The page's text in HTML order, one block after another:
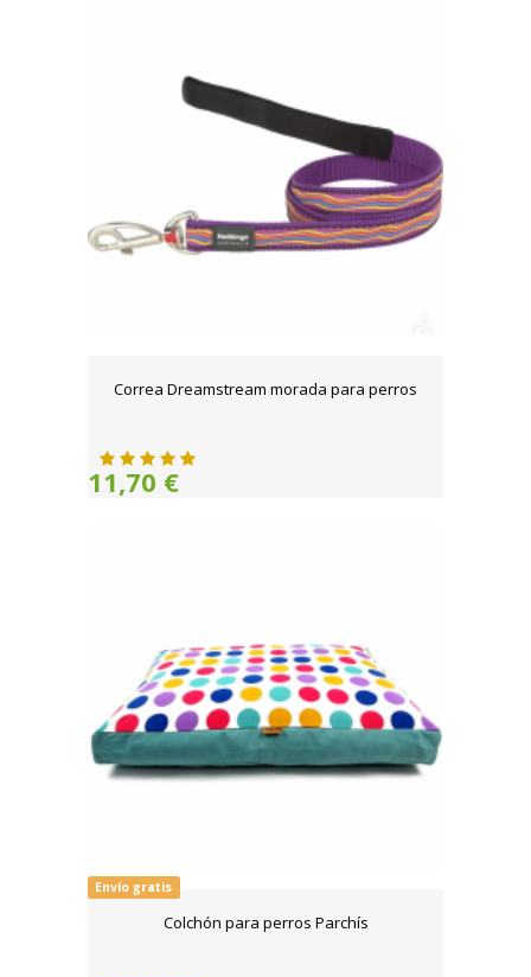
Correa Dreamstream morada para perros
11,70 €
Envío gratis
Colchón para perros Parchís